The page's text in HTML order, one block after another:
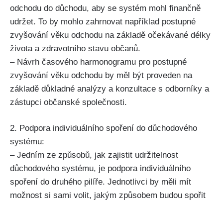
odchodu do důchodu, aby se systém mohl finančně
udržet. To by mohlo zahrnovat například postupné
zvyšování věku odchodu na základě očekávané délky
života a zdravotního stavu občanů.
– Návrh časového harmonogramu pro postupné
zvyšování věku odchodu by měl být proveden na
základě důkladné analýzy a konzultace s odborníky a
zástupci občanské společnosti.
2. Podpora individuálního spoření do důchodového
systému:
– Jedním ze způsobů, jak zajistit udržitelnost
důchodového systému, je podpora individuálního
spoření do druhého pilíře. Jednotlivci by měli mít
možnost si sami volit, jakým způsobem budou spořit